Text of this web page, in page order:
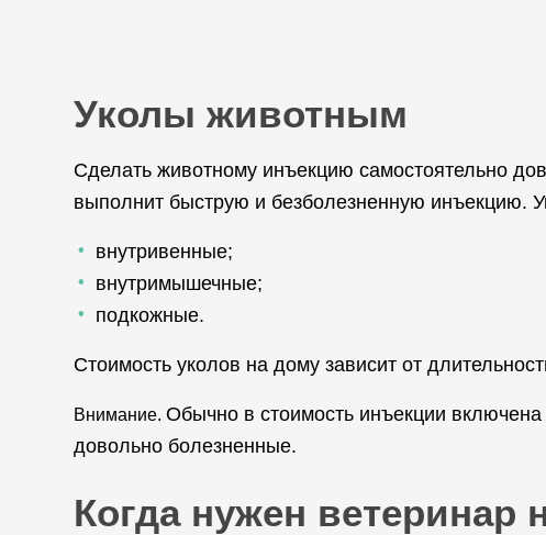
Уколы животным
Сделать животному инъекцию самостоятельно
выполнит быструю и безболезненную инъекцию.
внутривенные;
внутримышечные;
подкожные.
Стоимость уколов на дому зависит от
Внимание. Обычно в стоимость инъекции
довольно болезненные.
Когда нужен ветеринар